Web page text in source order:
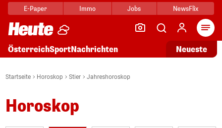
E-Paper Immo Jobs NewsFlix
ÖsterreichSportNachrichten Neueste
Startseite Horoskop Stier Jahreshoroskop
Horoskop